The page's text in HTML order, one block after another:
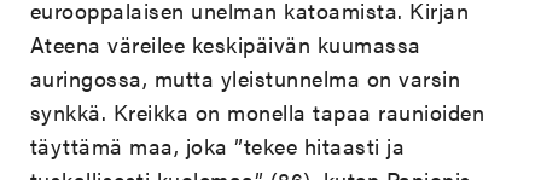
eurooppalaisen unelman katoamista. Kirjan
Ateena väreilee keskipäivän kuumassa
auringossa, mutta yleistunnelma on varsin
synkkä. Kreikka on monella tapaa raunioiden
täyttämä maa, joka ”tekee hitaasti ja